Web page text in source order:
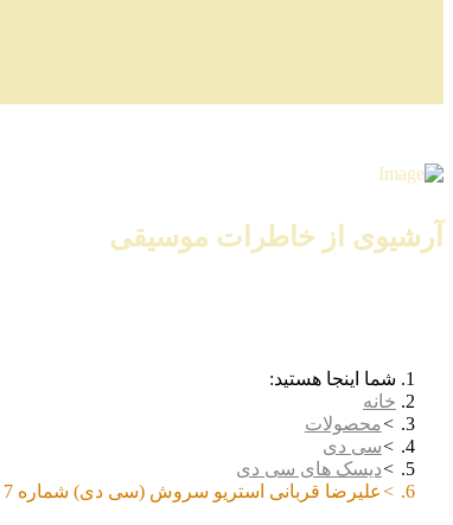
آرشیوی از خاطرات موسیقی
شما اینجا هستید:
خانه
محصولات
سی دی
دیسک های سی دی
علیرضا قربانی استریو سروش (سی دی) شماره 7